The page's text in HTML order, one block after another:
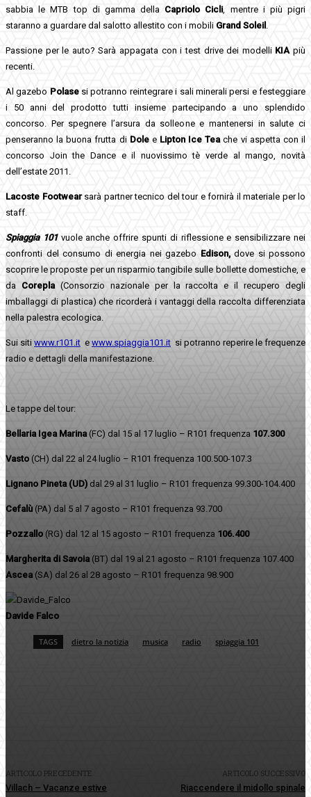
sabbia le MTB top di gamma della Capriolo Cicli, mentre i più pigri
staranno a guardare dal salotto allestito con i mobili Grand Soleil
Passione per le auto? Sarà appagata con i test drive dei modelli KIA più
recenti.
Al gazebo Polasesi potranno reintegrare i sali minerali persi e festeggiare
i 50 anni del prodotto tutti insieme partecipando a uno splendido
concorso. Per spegnere l’arsura da solleone e mantenersi in salute ci
penseranno la buona frutta di Dole e Lipton Ice Teache vi aspetta con il
concorso Join the Dance e il nuovissimo tè verde al mango, novità
dell’estate 2011.
Lacoste Footwearsarà partner tecnico del tour e fornirà il materiale per lo
staff.
Spiaggia 101vuole anche offrire spunti di riflessione e sensibilizzare nei
confronti del consumo di energia nei gazebo Edison, dove si possono
scoprire le proposte per un risparmio tangibile sulle bollette domestiche, e
da Corepla(Consorzio nazionale per la raccolta e il recupero degli
imballaggi di plastica) che ricorderà i vantaggi della raccolta differenziata
nella palestra ecologica.
Sui siti www.r101.it e www.spiaggia101.it si potranno reperire le frequenze
radio e dettagli della manifestazione.
Le tappe del tour:
Bellaria Igea Marina (FC) dal 15 al 17 luglio – R101 frequenza 107.300
Vasto (CH) dal 22 al 24 luglio – R101 frequenza 100.500-107.3
Lignano Pineta (UD) dal 29 al 31 luglio – R101 frequenza 99.300-104.400
Cefalù (PA) dal 5 al 7 agosto – R101 frequenza 93.700
Pozzallo (RG) dal 12 al 15 agosto – R101 frequenza 106.400
Margherita di Savoia (BT) dal 19 al 21 agosto – R101 frequenza 107.400
Ascea (SA) dal 26 al 28 agosto – R101 frequenza 98.900
Davide Falco
TAGS dietro la notizia musica radio spiaggia 101
ARTICOLO PRECEDENTE
Villach – Vacanze estive
ARTICOLO SUCCESSIVO
Riaccendere il midollo spinale